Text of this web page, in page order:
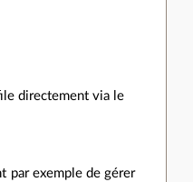
directement via le
par exemple de gérer